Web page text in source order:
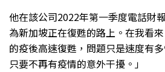
他在該公司2022年第一季度電話財
為新加坡正在復甦的路上。在我看
的疫後高速復甦，問題只是速度有
只要不再有疫情的意外干擾。」